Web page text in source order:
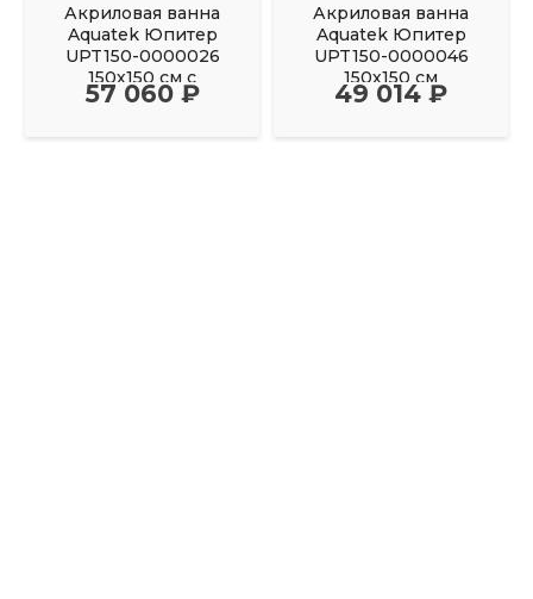
Акриловая ванна
Aquatek Юпитер
UPT150-0000026
150х150 см с
фронтальным
57 060 ₽
Акриловая ванна
Aquatek Юпитер
UPT150-0000046
150х150 см
49 014 ₽